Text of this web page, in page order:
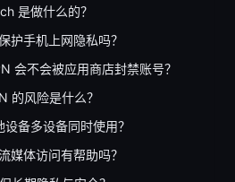
是做什么的？
护手机上网隐私吗？
会不会被应用商店封禁账号？
的风险是什么？
备多设备同时使用？
媒体访问有帮助吗？